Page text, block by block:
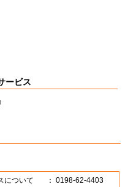
ービス
について
： 0198-62-4403